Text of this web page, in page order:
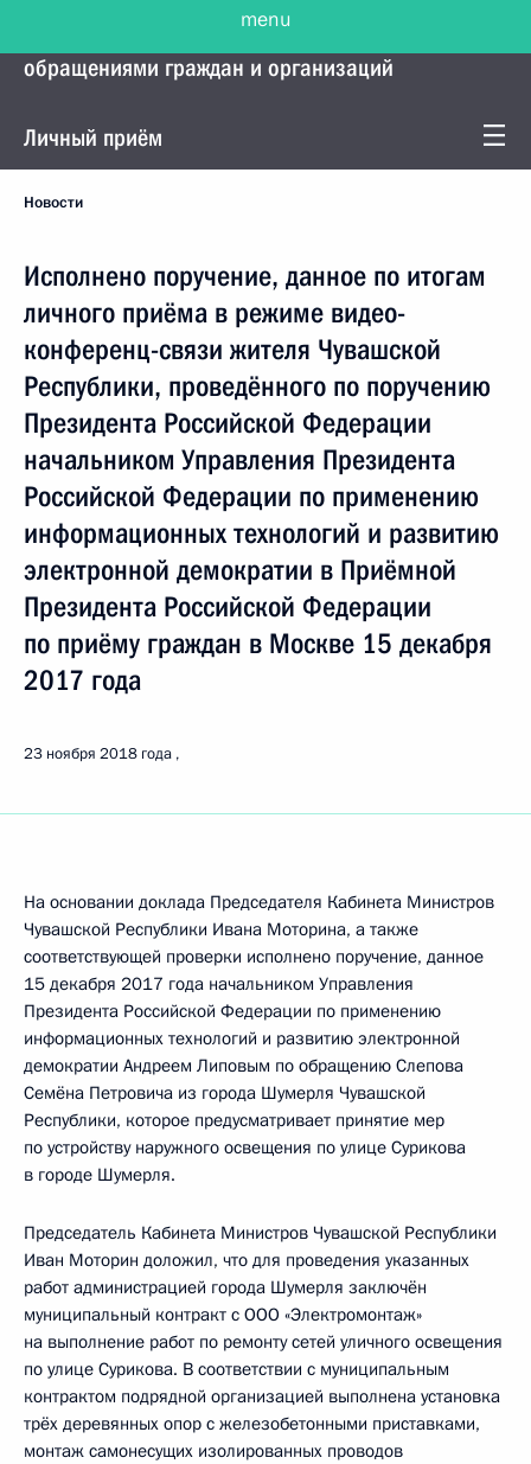
обращениями граждан и организаций
Личный приём
Новости
Исполнено поручение, данное по итогам
личного приёма в режиме видео-
конференц-связи жителя Чувашской
Республики, проведённого по поручению
Президента Российской Федерации
начальником Управления Президента
Российской Федерации по применению
информационных технологий и развитию
электронной демократии в Приёмной
Президента Российской Федерации
по приёму граждан в Москве 15 декабря
2017 года
23 ноября 2018 года
На основании доклада Председателя Кабинета Министров
Чувашской Республики Ивана Моторина, а также
соответствующей проверки исполнено поручение, данное
15 декабря 2017 года начальником Управления
Президента Российской Федерации по применению
информационных технологий и развитию электронной
демократии Андреем Липовым по обращению Слепова
Семёна Петровича из города Шумерля Чувашской
Республики, которое предусматривает принятие мер
по устройству наружного освещения по улице Сурикова
в городе Шумерля.
Председатель Кабинета Министров Чувашской Республики
Иван Моторин доложил, что для проведения указанных
работ администрацией города Шумерля заключён
муниципальный контракт с ООО «Электромонтаж»
на выполнение работ по ремонту сетей уличного освещения
по улице Сурикова. В соответствии с муниципальным
контрактом подрядной организацией выполнена установка
трёх деревянных опор с железобетонными приставками,
монтаж самонесущих изолированных проводов